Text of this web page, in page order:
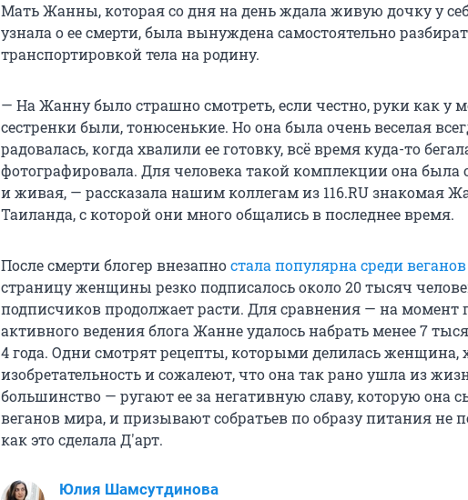
Мать Жанны, которая со дня на день ждала живую дочку у
узнала о ее смерти, была вынуждена самостоятельно
транспортировкой тела на родину.
— На Жанну было страшно смотреть, если честно, руки как у
сестренки были, тонюсенькие. Но она была очень веселая
радовалась, когда хвалили ее готовку, всё время куда-то
фотографировала. Для человека такой комплекции она
и живая, — рассказала нашим коллегам из 116.RU знакомая
Таиланда, с которой они много общались в последнее время.
После смерти блогер внезапностала популярна среди веганов
страницу женщины резко подписалось около 20 тысяч
подписчиков продолжает расти. Для сравнения — на момент
активного ведения блога Жанне удалось набрать менее 7
4 года. Одни смотрят рецепты, которыми делилась женщина,
изобретательность и сожалеют, что она так рано ушла из
большинство — ругают ее за негативную славу, которую она
веганов мира, и призывают собратьев по образу питания не
как это сделала Д'арт.
Юлия Шамсутдинова